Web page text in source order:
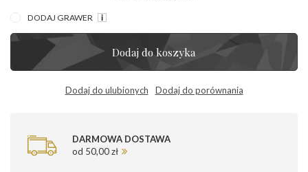
DODAJ GRAWER
Dodaj do koszyka
Dodaj do ulubionych Dodaj do porównania
DARMOWA DOSTAWA
od 50,00 zł